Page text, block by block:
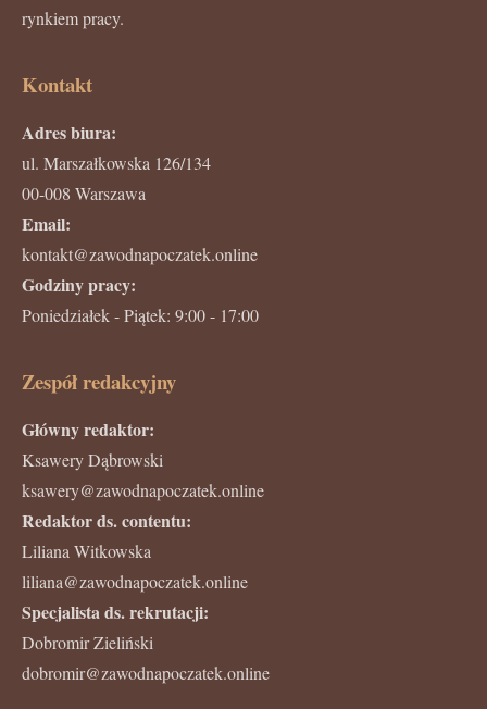
rynkiem pracy.
Kontakt
Adres biura:
ul. Marszałkowska 126/134
00-008 Warszawa
Email:
kontakt@zawodnapoczatek.online
Godziny pracy:
Poniedziałek - Piątek: 9:00 - 17:00
Zespół redakcyjny
Główny redaktor:
Ksawery Dąbrowski
ksawery@zawodnapoczatek.online
Redaktor ds. contentu:
Liliana Witkowska
liliana@zawodnapoczatek.online
Specjalista ds. rekrutacji:
Dobromir Zieliński
dobromir@zawodnapoczatek.online